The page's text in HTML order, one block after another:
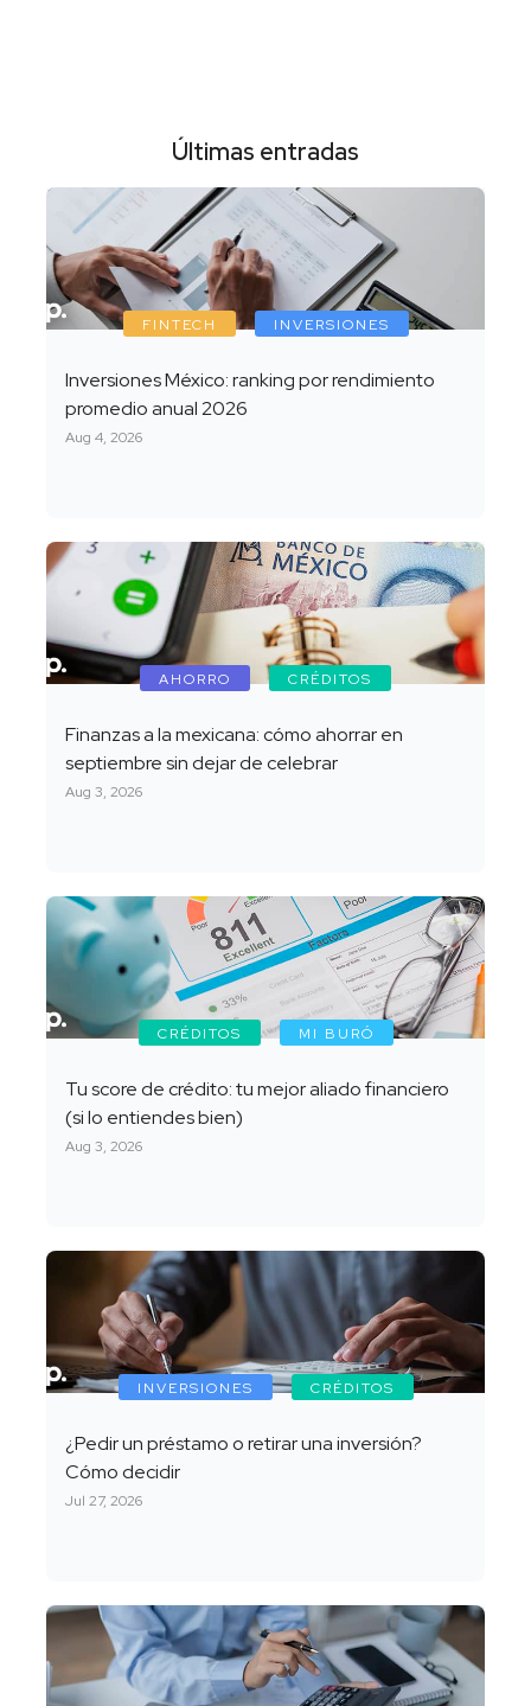
Últimas entradas
FINTECH INVERSIONES
Inversiones México: ranking por rendimiento
promedio anual 2026
Aug 4, 2026
AHORRO CRÉDITOS
Finanzas a la mexicana: cómo ahorrar en
septiembre sin dejar de celebrar
Aug 3, 2026
CRÉDITOS MI BURÓ
Tu score de crédito: tu mejor aliado financiero
(si lo entiendes bien)
Aug 3, 2026
INVERSIONES CRÉDITOS
¿Pedir un préstamo o retirar una inversión?
Cómo decidir
Jul 27, 2026